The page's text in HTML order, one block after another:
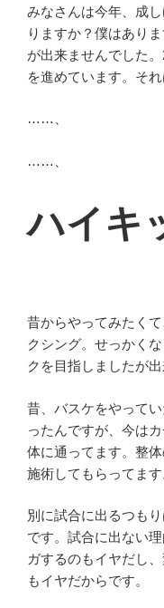
みなさんは今年、成
りますか？僕はあり
が出来ませんでした
を進めています。そ
……、
……、
ハイキ
昔からやってみたく
クシング。せっかく
クを目指しましたが出
昔、バスケをやって
ったんですが、今は
体に通ってます。整
施術してもらってます
別に試合に出るつも
です。試合に出ない
ガするのもイヤだし
もイヤだからです。